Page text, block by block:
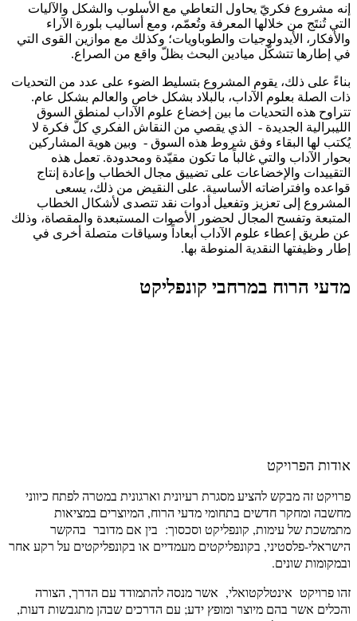
إنه مشروع فكريّ يحاول التعاطي مع الأسلوب والشكل والآليات
التي تُنتَج من خلالها المعرفة وتُعمّم، ومع أساليب بلورة الآراء
والأفكار، الأيدولوجيات والطوباويات؛ وكذلك مع موازين القوى التي
في إطارها تتشكّل ميادين البحث بظلّ واقع من الصراع.
بناءً على ذلك، يقوم المشروع بتسليط الضوء على عدد من التحديات
ذات الصلة بعلوم الآداب، بالبلاد بشكل خاص والعالم بشكل عام.
تتراوح هذه التحديات ما بين إخضاع علوم الآداب لمنطق السوق
الليبرالية الجديدة - الذي يقصي من النقاش الفكري كلّ فكرة لا
يُكتب لها البقاء وفق شروط هذه السوق - وبين هوية المشاركين
بحوار الآداب والتي غالباً ما تكون مقيّدة ومحدودة. تعمل هذه
التقييدات والإخضاعات على تضييق مجال الخطاب وإعادة إنتاج
قواعده وافتراضاته الأساسية. على النقيض من ذلك، يسعى
المشروع إلى تعزيز وتفعيل أدوات نقد تتصدى لأشكال الخطاب
المتبعة وتفسح المجال لحضور الأصوات المستبعدة والمقصاة، وذلك
عن طريق إعطاء علوم الآداب أبعاداً وسياقات متصلة أخرى في
إطار وظيفتها النقدية المنوطة بها.
מדעי הרוח במרחבי קונפליקט
אודות הפרויקט
פרויקט זה מבקש להציע מסגרת רעיונית וארגונית במטרה לפתח כיווני
מחשבה ומחקר חדשים בתחומי מדעי הרוח, המיוצרים במציאות
מתמשכת של עימות, קונפליקט וסכסוך: בין אם מדובר בהקשר
הישראלי-פלסטיני, בקונפליקטים מעמדיים או בקונפליקטים על רקע אחר
ובמקומות שונים.
זהו פרויקט אינטלקטואלי, אשר מנסה להתמודד עם הדרך, הצורה
והכלים אשר בהם מיוצר ומופץ ידע; עם הדרכים שבהן מתגבשות דעות,